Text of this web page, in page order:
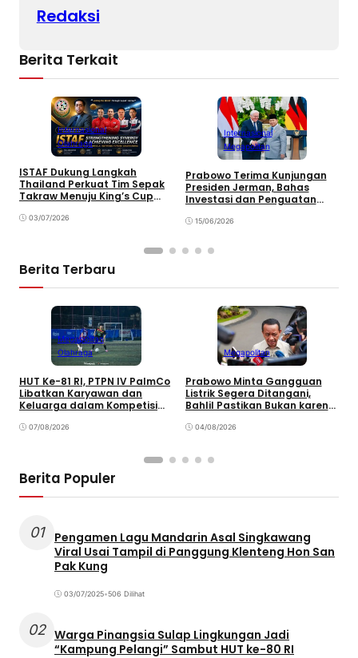
Redaksi
Berita Terkait
Internasional
Olahraga
ISTAF Dukung Langkah
Thailand Perkuat Tim Sepak
Takraw Menuju King’s Cup
03/07/2026
Internasional
Megapolitan
Prabowo Terima Kunjungan
Presiden Jerman, Bahas
Investasi dan Penguatan
15/06/2026
Berita Terbaru
Megapolitan
Olahraga
HUT Ke-81 RI, PTPN IV PalmCo
Libatkan Karyawan dan
Keluarga dalam Kompetisi
07/08/2026
Megapolitan
Prabowo Minta Gangguan
Listrik Segera Ditangani,
Bahlil Pastikan Bukan karena
04/08/2026
Berita Populer
01
Pengamen Lagu Mandarin Asal Singkawang
Viral Usai Tampil di Panggung Klenteng Hon San
Pak Kung
03/07/2025•506 Dilihat
02 Warga Pinangsia Sulap Lingkungan Jadi
“Kampung Pelangi” Sambut HUT ke-80 RI